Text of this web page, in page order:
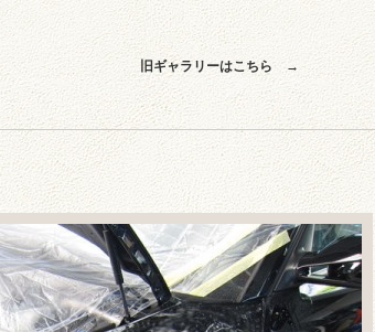
旧ギャラリーはこちら →